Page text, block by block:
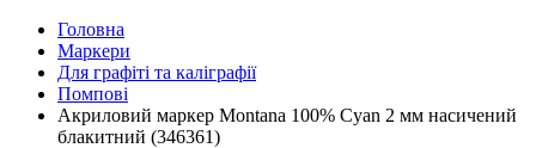
Головна
Маркери
Для графіті та каліграфії
Помпові
Акриловий маркер Montana 100% Cyan 2 мм насичений
блакитний (346361)